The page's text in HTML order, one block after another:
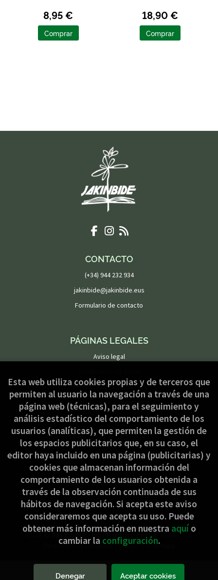
8,95 €
Comprar
18,90 €
Comprar
CONTACTO
(+34) 944 232 934
jakinbide@jakinbide.eus
Formulario de contacto
PÁGINAS LEGALES
Aviso legal
Política de privacidad
Política de Cookies
ATENCIÓN AL CLIENTE
Quiénes somos
Pedidos especiales
Formulario de desistimiento
2026 ©Jakinbide - Librería Diocesana . Todos los
Derechos Reservados |Grupo Trevenque
Esta web utiliza cookies propias y de terceros que
permiten al usuario la navegación a través de una
página web (técnicas), para el seguimiento y
análisis estadístico del comportamiento de los
usuarios (analíticas), que permiten la gestión de
los espacios publicitarios que, en su caso, el
editor haya incluido en una página (publicitarias) y
cookies que almacenan información del
comportamiento de los usuarios obtenida a
través de la observación continuada de sus
hábitos de navegación. Si acepta este aviso
consideraremos que acepta su uso. Puede
obtener más información en nuestra aquío
cambiar la configuración.
Denegar Aceptar cookies